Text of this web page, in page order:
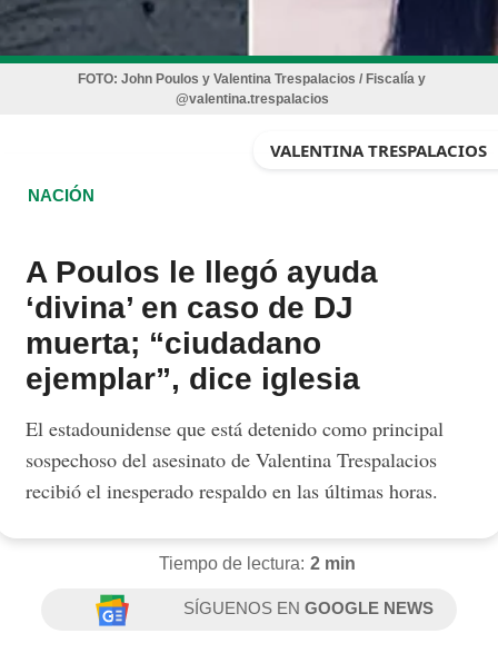
FOTO: John Poulos y Valentina Trespalacios / Fiscalía y
@valentina.trespalacios
VALENTINA TRESPALACIOS
NACIÓN
A Poulos le llegó ayuda
‘divina’ en caso de DJ
muerta; “ciudadano
ejemplar”, dice iglesia
El estadounidense que está detenido como principal
sospechoso del asesinato de Valentina Trespalacios
recibió el inesperado respaldo en las últimas horas.
Tiempo de lectura: 2 min
SÍGUENOS ENGOOGLE NEWS